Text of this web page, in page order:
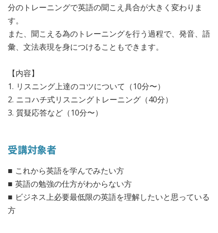
分のトレーニングで英語の聞こえ具合が大きく変わりま
す。
また、聞こえる為のトレーニングを行う過程で、発音、語
彙、文法表現を身につけることもできます。
【内容】
1. リスニング上達のコツについて（10分〜）
2. ニコハチ式リスニングトレーニング（40分）
3. 質疑応答など（10分〜）
受講対象者
■ これから英語を学んでみたい方
■ 英語の勉強の仕方がわからない方
■ ビジネス上必要最低限の英語を理解したいと思っている
方